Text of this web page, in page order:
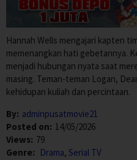
Hannah Wells mengajari kapten
memenangkan hati gebetannya.
menjadi hubungan nyata saat
masing. Teman-teman Logan,
kehidupan kuliah dan percintaan.
By: adminpusatmovie21
Posted on: 14/05/2026
Views: 79
Genre: Drama, Serial TV